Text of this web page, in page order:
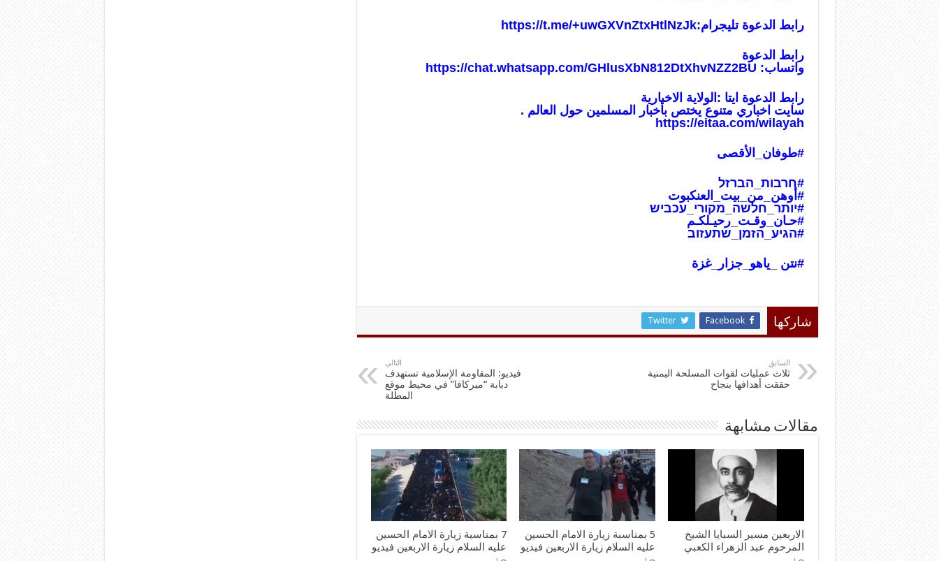
رابط الدعوة تليجرام:https://t.me/+uwGXVnZtxHtlNzJk
رابط الدعوة
واتساب: https://chat.whatsapp.com/GHlusXbN812DtXhvNZZ2BU
رابط الدعوة ايتا :الولاية الاخبارية
سايت اخباري متنوع يختص بأخبار المسلمين حول العالم .
https://eitaa.com/wilayah
#طوفان_الأقصى
#חרבות_הברזל
#أوهن_من_بيت_العنكبوت
#יותר_חלשה_מקורי_עכביש
#حـان_وقـت_رحيـلكـم
#הגיע_הזמן_שתעזוב
#نتن _ياهو_جزار_غزة
شاركها Facebook
Twitter
السابق
ثلاث عمليات لقوات المسلحة اليمنية
حققت أهدافها بنجاح
التالي
فيديو: المقاومة الإسلامية تستهدف
دبابة “ميركافا” في محيط موقع
المطلة
مقالات مشابهة
الاربعين مسير السبايا الشيخ
المرحوم عبد الزهراء الكعبي
5 بمناسبة زيارة الامام الحسين
عليه السلام زيارة الاربعين فيديو
7 بمناسبة زيارة الامام الحسين
عليه السلام زيارة الاربعين فيديو